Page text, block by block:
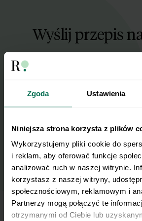
Zgoda Ustawienia
Niniejsza strona korzysta z plików
Wykorzystujemy pliki cookie do
i reklam, aby oferować funkcje
analizować ruch w naszej witrynie.
korzystasz z naszej witryny,
społecznościowym, reklamowym i
Partnerzy mogą połączyć te
otrzymanymi od Ciebie lub
Wyślij przepis
Nasze najlepsze przepisy,
Zapisz się do naszego
Email
Wyślij